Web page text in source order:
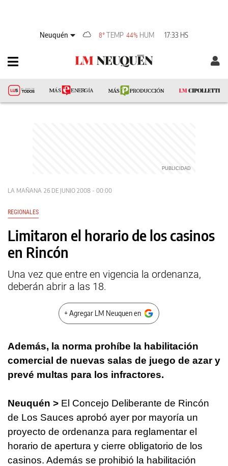
Neuquén 8°TEMP 44% HUM 17:33 HS
LA MAÑANA 26 DE JUNIO 2008 - 00:00
REGIONALES
Limitaron el horario de los casinos
en Rincón
Una vez que entre en vigencia la ordenanza,
deberán abrir a las 18.
+ Agregar LM Neuquen en
Además, la norma prohíbe la habilitación
comercial de nuevas salas de juego de azar y
prevé multas para los infractores.
Neuquén > El Concejo Deliberante de Rincón
de Los Sauces aprobó ayer por mayoría un
proyecto de ordenanza para reglamentar el
horario de apertura y cierre obligatorio de los
casinos. Además se prohibió la habilitación